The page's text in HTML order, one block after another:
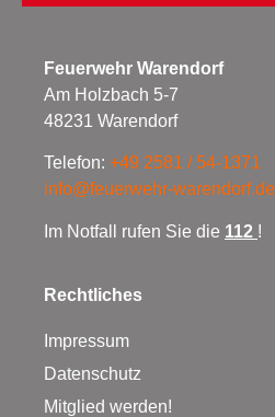
Feuerwehr Warendorf
Am Holzbach 5-7
48231 Warendorf
Telefon: +49 2581 / 54-1371
info@feuerwehr-warendorf.de
Im Notfall rufen Sie die 112 !
Rechtliches
Impressum
Datenschutz
Mitglied werden!